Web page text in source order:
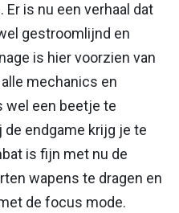
is nu een verhaal dat
gestroomlijnd en
is hier voorzien van
mechanics en
wel een beetje te
de endgame krijg je te
is fijn met nu de
wapens te dragen en
de focus mode.